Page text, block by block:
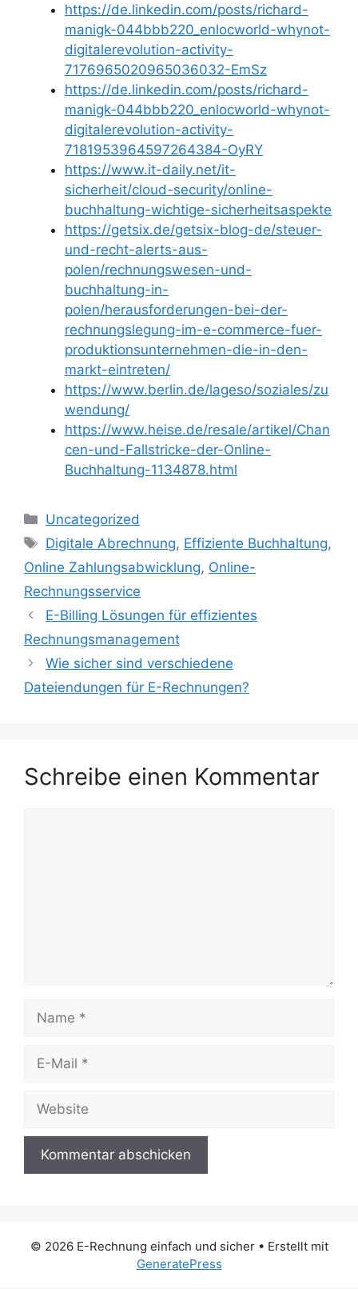
https://de.linkedin.com/posts/richard-
manigk-044bbb220_enlocworld-whynot-
digitalerevolution-activity-
7176965020965036032-EmSz
https://de.linkedin.com/posts/richard-
manigk-044bbb220_enlocworld-whynot-
digitalerevolution-activity-
7181953964597264384-OyRY
https://www.it-daily.net/it-
sicherheit/cloud-security/online-
buchhaltung-wichtige-sicherheitsaspekte
https://getsix.de/getsix-blog-de/steuer-
und-recht-alerts-aus-
polen/rechnungswesen-und-
buchhaltung-in-
polen/herausforderungen-bei-der-
rechnungslegung-im-e-commerce-fuer-
produktionsunternehmen-die-in-den-
markt-eintreten/
https://www.berlin.de/lageso/soziales/zu
wendung/
https://www.heise.de/resale/artikel/Chan
cen-und-Fallstricke-der-Online-
Buchhaltung-1134878.html
Kategorien
Uncategorized
Schlagwörter
Digitale Abrechnung, Effiziente Buchhaltung,
Online Zahlungsabwicklung, Online-
Rechnungsservice
E-Billing Lösungen für effizientes
Rechnungsmanagement
Wie sicher sind verschiedene
Dateiendungen für E-Rechnungen?
Schreibe einen Kommentar
Mail
© 2026 E-Rechnung einfach und sicher• Erstellt mit
GeneratePress